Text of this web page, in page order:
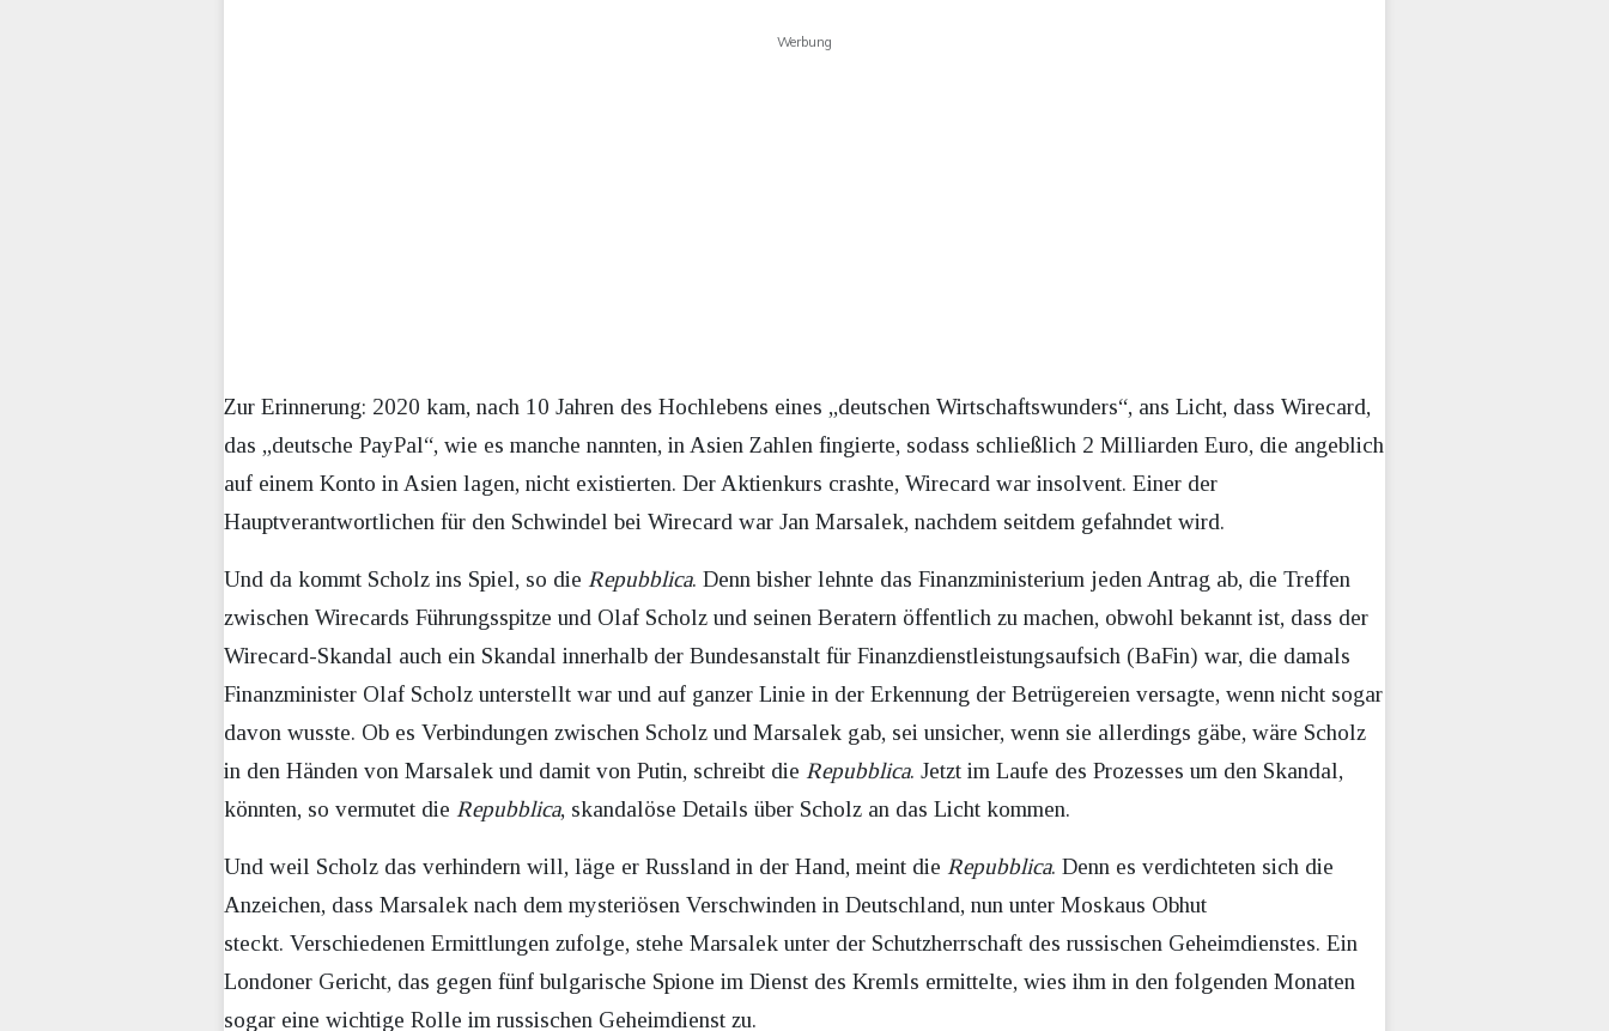
Werbung
Zur Erinnerung: 2020 kam, nach 10 Jahren des Hochlebens eines „deutschen Wirtschaftswunders“, ans Licht, dass Wirecard,
das „deutsche PayPal“, wie es manche nannten, in Asien Zahlen fingierte, sodass schließlich 2 Milliarden Euro, die angeblich
auf einem Konto in Asien lagen, nicht existierten. Der Aktienkurs crashte, Wirecard war insolvent. Einer der
Hauptverantwortlichen für den Schwindel bei Wirecard war Jan Marsalek, nachdem seitdem gefahndet wird.
Und da kommt Scholz ins Spiel, so die Repubblica. Denn bisher lehnte das Finanzministerium jeden Antrag ab, die Treffen
zwischen Wirecards Führungsspitze und Olaf Scholz und seinen Beratern öffentlich zu machen, obwohl bekannt ist, dass der
Wirecard-Skandal auch ein Skandal innerhalb der Bundesanstalt für Finanzdienstleistungsaufsich (BaFin) war, die damals
Finanzminister Olaf Scholz unterstellt war und auf ganzer Linie in der Erkennung der Betrügereien versagte, wenn nicht sogar
davon wusste. Ob es Verbindungen zwischen Scholz und Marsalek gab, sei unsicher, wenn sie allerdings gäbe, wäre Scholz
in den Händen von Marsalek und damit von Putin, schreibt die Repubblica. Jetzt im Laufe des Prozesses um den Skandal,
könnten, so vermutet die Repubblica, skandalöse Details über Scholz an das Licht kommen.
Und weil Scholz das verhindern will, läge er Russland in der Hand, meint die Repubblica. Denn es verdichteten sich die
Anzeichen, dass Marsalek nach dem mysteriösen Verschwinden in Deutschland, nun unter Moskaus Obhut
steckt. Verschiedenen Ermittlungen zufolge, stehe Marsalek unter der Schutzherrschaft des russischen Geheimdienstes. Ein
Londoner Gericht, das gegen fünf bulgarische Spione im Dienst des Kremls ermittelte, wies ihm in den folgenden Monaten
sogar eine wichtige Rolle im russischen Geheimdienst zu.